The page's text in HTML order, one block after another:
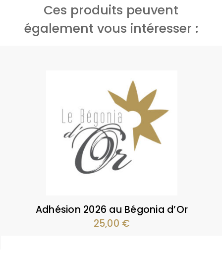
Ces produits peuvent
également vous intéresser :
Adhésion 2026 au Bégonia d’Or
25,00 €